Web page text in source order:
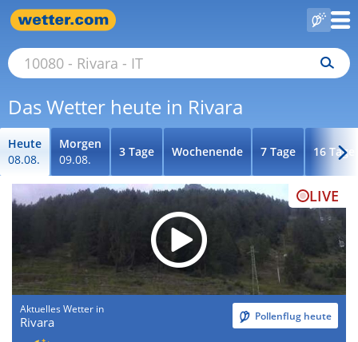
Das Wetter heute in Rivara
Heute
08.08.
Morgen
09.08.
3 Tage Wochenende 7 Tage 16 Tage
LIVE
Aktuelles Wetter in
Rivara Pollenflug heute